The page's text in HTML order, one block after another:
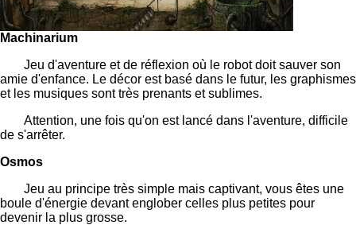
Machinarium
Jeu d'aventure et de réflexion où le robot doit sauver son
amie d'enfance. Le décor est basé dans le futur, les graphismes
et les musiques sont très prenants et sublimes.
Attention, une fois qu'on est lancé dans l'aventure, difficile
de s'arrêter.
Osmos
Jeu au principe très simple mais captivant, vous êtes une
boule d'énergie devant englober celles plus petites pour
devenir la plus grosse.